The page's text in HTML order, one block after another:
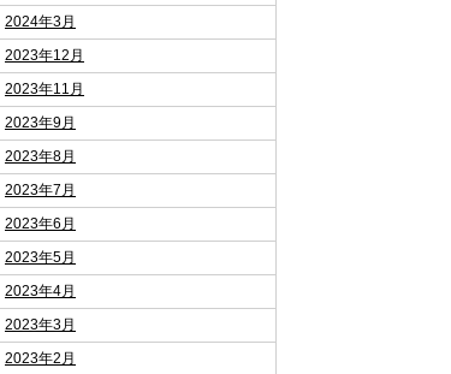
2024年3月
2023年12月
2023年11月
2023年9月
2023年8月
2023年7月
2023年6月
2023年5月
2023年4月
2023年3月
2023年2月